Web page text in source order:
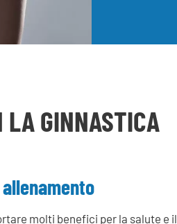
LA GINNASTICA
molti benefici per la salute e il